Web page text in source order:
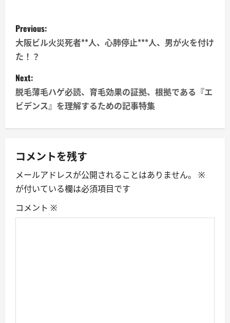
P
o
s
t
n
a
v
i
g
a
Previous:
大阪ビル火災死者**人、心肺停止***人、男が火を付け
た！？
Next:
脱毛薄毛ハゲ必読、育毛効果の証拠、根拠である『エ
ビデンス』を理解するための記事特集
コメントを残す
メールアドレスが公開されることはありません。
※
が付いている欄は必須項目です
コメント ※